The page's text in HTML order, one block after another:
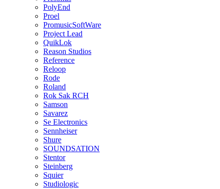
PolyEnd
Proel
PromusicSoftWare
Project Lead
QuikLok
Reason Studios
Reference
Reloop
Rode
Roland
Rok Sak RCH
Samson
Savarez
Se Electronics
Sennheiser
Shure
SOUNDSATION
Stentor
Steinberg
Squier
Studiologic